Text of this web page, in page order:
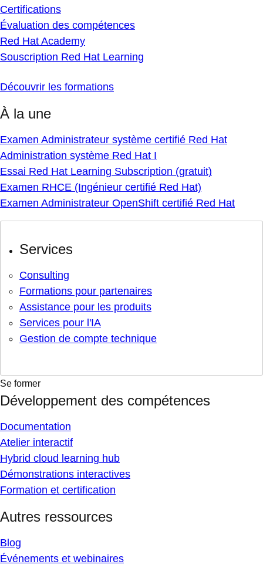
Certifications
Évaluation des compétences
Red Hat Academy
Souscription Red Hat Learning
Découvrir les formations
À la une
Examen Administrateur système certifié Red Hat
Administration système Red Hat I
Essai Red Hat Learning Subscription (gratuit)
Examen RHCE (Ingénieur certifié Red Hat)
Examen Administrateur OpenShift certifié Red Hat
Services
Consulting
Formations pour partenaires
Assistance pour les produits
Services pour l'IA
Gestion de compte technique
Se former
Développement des compétences
Documentation
Atelier interactif
Hybrid cloud learning hub
Démonstrations interactives
Formation et certification
Autres ressources
Blog
Événements et webinaires